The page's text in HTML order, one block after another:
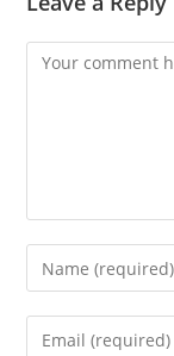
Comment
Enter
your
name
Enter